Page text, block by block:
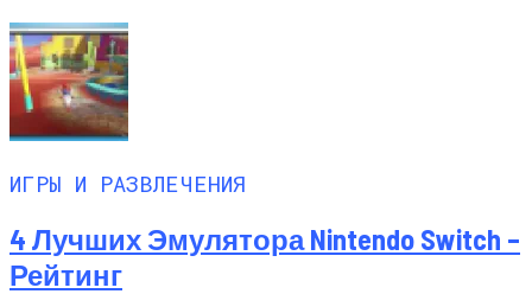
ИГРЫ И РАЗВЛЕЧЕНИЯ
4 Лучших Эмулятора Nintendo Switch –
Рейтинг